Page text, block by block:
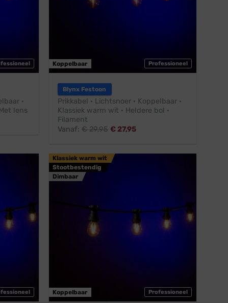
·
lens
Professioneel
Koppelbaar
Blynx Festoon
Prikkabel · Lichtsnoer · Koppelbaar ·
Klassiek warm wit · Heldere bol ·
Filament
Vanaf: €29,95 € 27,95
Professioneel
Klassiek warm wit
Stootbestendig
Dimbaar
Koppelbaar